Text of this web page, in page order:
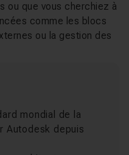
ou que vous cherchiez à
comme les blocs
ou la gestion des
mondial de la
Autodesk depuis